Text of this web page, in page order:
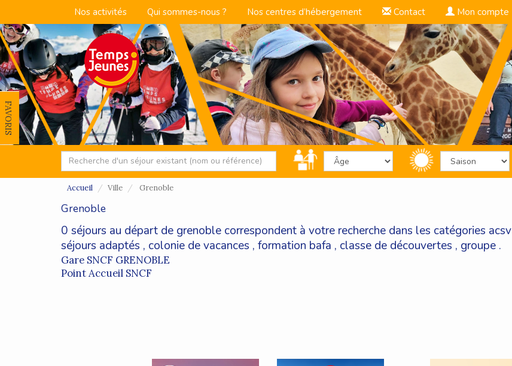
Nos activités Qui sommes-nous ? Nos centres d’hébergement Contact Mon compte
FAVORIS
Accueil Ville Grenoble
Grenoble
0 séjours au départ de grenoble correspondent à votre recherche dans les catégories acsv
séjours adaptés , colonie de vacances , formation bafa , classe de découvertes , groupe .
Gare SNCF GRENOBLE
Point Accueil SNCF